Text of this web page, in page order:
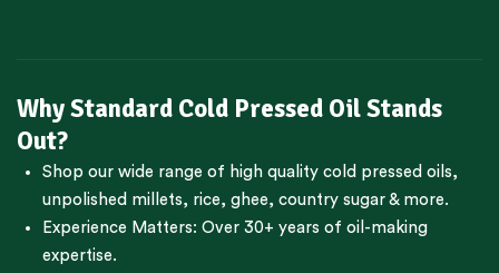
Why Standard Cold Pressed Oil Stands
Out?
Shop our wide range of high quality cold pressed oils,
unpolished millets, rice, ghee, country sugar & more.
Experience Matters: Over 30+ years of oil-making
expertise.